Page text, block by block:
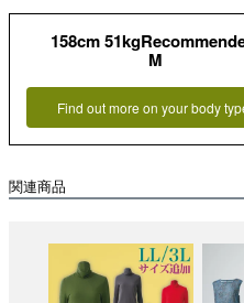
158cm
M
Find out more on your body
関連商品